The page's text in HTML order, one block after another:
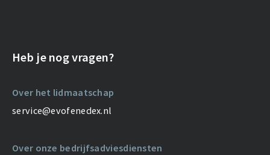
Heb je nog vragen?
Over het lidmaatschap
service@evofenedex.nl
Over onze bedrijfsadviesdiensten